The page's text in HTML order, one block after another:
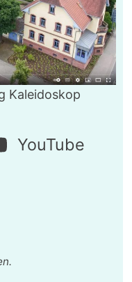
Kaleidoskop
YouTube